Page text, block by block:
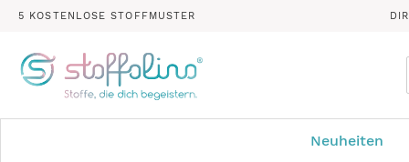
5 KOSTENLOSE STOFFMUSTER
Neuheiten